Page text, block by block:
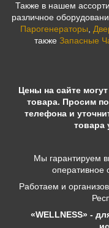
Также в нашем
различное
Парогенераторы,
также Запасные
Цены на сайте
товара. Просим
телефона и
товара
Мы гарантируем
оперативное
Работаем и
«WELLNESS» -